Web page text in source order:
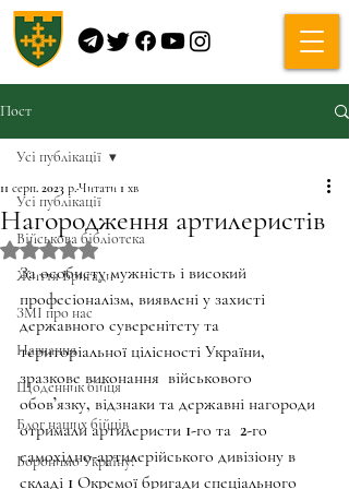
Пост
Усі публікації
Військова бібліотека
Життя Бригади
ЗМІ про нас
Навчання
Щоденник бійця
Блог наших бійців
Боронимо Україну!
Усі публікації
Нагородження артилеристів
11 серп. 2023 р.Читати 1 хв
Оцінка: NaN з 5 зірок.
За особисту мужність і високий
професіоналізм, виявлені у захисті
державного суверенітету та
територіальної цілісності України,
зразкове виконання  військового
обов’язку, відзнаки та державні нагороди
отримали артилеристи 1-го та  2-го
самохідно-артилерійського дивізіону в
складі 1 Окремої бригади спеціального